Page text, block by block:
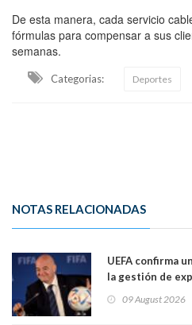
De esta manera, cada servicio
fórmulas para compensar a sus
semanas.
Categorias: Deportes
NOTAS RELACIONADAS
UEFA confirma
la gestión de
relación
09 August 2026